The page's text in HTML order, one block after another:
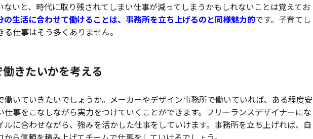
ないと、時代に取り残されてしまい仕事が減ってしまうかもしれないことは覚えてお
の生活に合わせて働けることは、事務所を立ち上げるのと同様魅力的です。子育てし
仕事はそう多くありません。
きたいかを考える
働いていきたいでしょうか。メーカーやデザイン事務所で働いていれば、ある程度安
仕事をこなしながら実力をつけていくことができます。フリーランスデザイナーにな
ルに合わせながら、強みを活かした仕事をしていけます。事務所を立ち上げれば、自